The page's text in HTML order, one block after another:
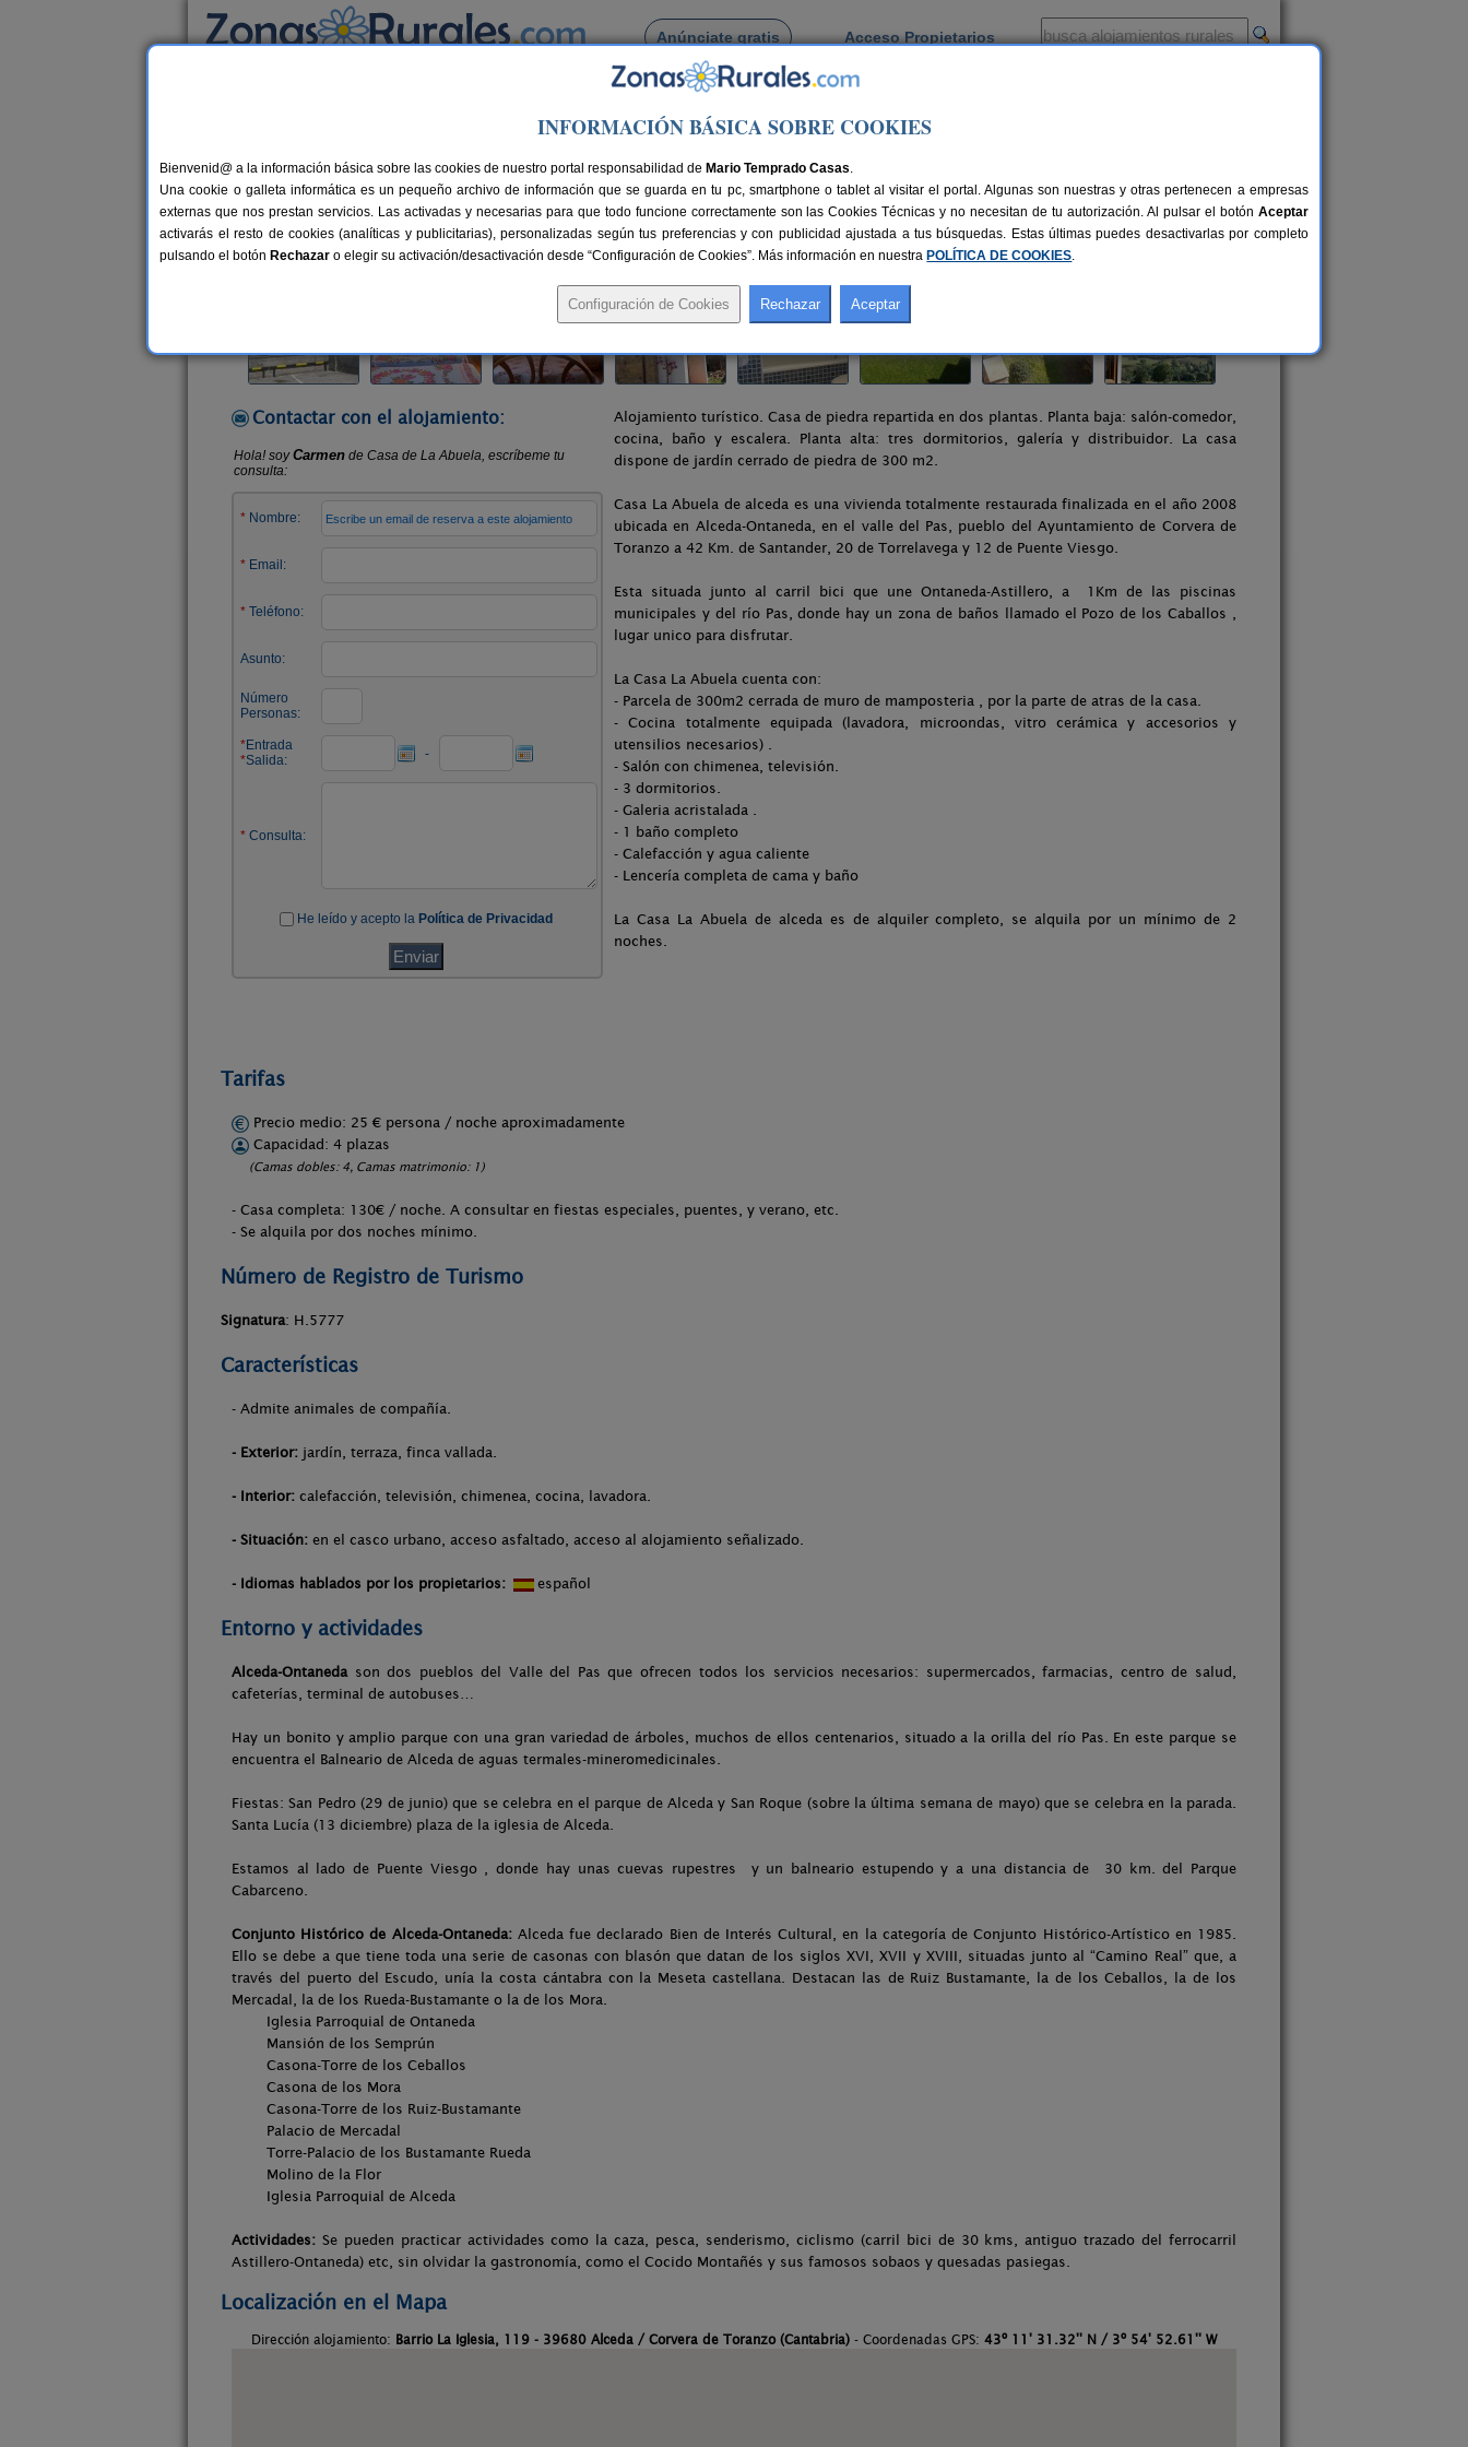
Anúnciate gratis Acceso Propietarios
Busca por pueblo
> Casa de La Abuela
Casa de La Abuela
Casa Rural en Alceda / Corvera de Toranzo (Cantabria)
Alquiler completo 4 plazas 50 km de Santander Compartir:
Contactar con el alojamiento:
Alojamiento turístico. Casa de piedra repartida en dos plantas. Planta baja: salón-comedor,
cocina, baño y escalera. Planta alta: tres dormitorios, galería y distribuidor. La casa
dispone de jardín cerrado de piedra de 300 m2.
Casa La Abuela de alceda es una vivienda totalmente restaurada finalizada en el año 2008
ubicada en Alceda-Ontaneda, en el valle del Pas, pueblo del Ayuntamiento de Corvera de
Toranzo a 42 Km. de Santander, 20 de Torrelavega y 12 de Puente Viesgo.
Esta situada junto al carril bici que une Ontaneda-Astillero, a 1Km de las piscinas
municipales y del río Pas, donde hay un zona de baños llamado el Pozo de los Caballos ,
lugar unico para disfrutar.
La Casa La Abuela cuenta con:
- Parcela de 300m2 cerrada de muro de mamposteria , por la parte de atras de la casa.
- Cocina totalmente equipada (lavadora, microondas, vitro cerámica y accesorios y
utensilios necesarios) .
- Salón con chimenea, televisión.
- 3 dormitorios.
- Galeria acristalada .
- 1 baño completo
- Calefacción y agua caliente
- Lencería completa de cama y baño
La Casa La Abuela de alceda es de alquiler completo, se alquila por un mínimo de 2
noches.
Tarifas
Precio medio: 25 € persona / noche aproximadamente
Capacidad: 4 plazas
(Camas dobles: 4, Camas matrimonio: 1)
- Casa completa: 130€ / noche. A consultar en fiestas especiales, puentes, y verano, etc.
- Se alquila por dos noches mínimo.
Número de Registro de Turismo
Signatura: H.5777
Características
- Admite animales de compañía.
- Exterior: jardín, terraza, finca vallada.
- Interior: calefacción, televisión, chimenea, cocina, lavadora.
- Situación: en el casco urbano, acceso asfaltado, acceso al alojamiento señalizado.
- Idiomas hablados por los propietarios: español
Entorno y actividades
Alceda-Ontanedason dos pueblos del Valle del Pas que ofrecen todos los servicios necesarios: supermercados, farmacias, centro de salud,
cafeterías, terminal de autobuses…
Hay un bonito y amplio parque con una gran variedad de árboles, muchos de ellos centenarios, situado a la orilla del río Pas. En este parque se
encuentra el Balneario de Alceda de aguas termales-mineromedicinales.
Fiestas: San Pedro (29 de junio) que se celebra en el parque de Alceda y San Roque (sobre la última semana de mayo) que se celebra en la parada.
Santa Lucía (13 diciembre) plaza de la iglesia de Alceda.
Estamos al lado de Puente Viesgo , donde hay unas cuevas rupestres y un balneario estupendo y a una distancia de 30 km. del Parque
Cabarceno.
Conjunto Histórico de Alceda-Ontaneda: Alceda fue declarado Bien de Interés Cultural, en la categoría de Conjunto Histórico-Artístico en 1985.
Ello se debe a que tiene toda una serie de casonas con blasón que datan de los siglos XVI, XVII y XVIII, situadas junto al “Camino Real” que, a
través del puerto del Escudo, unía la costa cántabra con la Meseta castellana. Destacan las de Ruiz Bustamante, la de los Ceballos, la de los
Mercadal, la de los Rueda-Bustamante o la de los Mora.
Iglesia Parroquial de Ontaneda
Mansión de los Semprún
Casona-Torre de los Ceballos
Casona de los Mora
Casona-Torre de los Ruiz-Bustamante
Palacio de Mercadal
Torre-Palacio de los Bustamante Rueda
Molino de la Flor
Iglesia Parroquial de Alceda
Actividades: Se pueden practicar actividades como la caza, pesca, senderismo, ciclismo (carril bici de 30 kms, antiguo trazado del ferrocarril
Astillero-Ontaneda) etc, sin olvidar la gastronomía, como el Cocido Montañés y sus famosos sobaos y quesadas pasiegas.
Localización en el Mapa
Dirección alojamiento: Barrio La Iglesia, 119 - 39680 Alceda / Corvera de Toranzo (Cantabria) - Coordenadas GPS: 43º 11' 31.32'' N / 3º 54' 52.61'' W
INFORMACIÓN BÁSICA SOBRE COOKIES
Bienvenid@ a la información básica sobre las cookies de nuestro portal responsabilidad de Mario Temprado Casas.
Una cookie o galleta informática es un pequeño archivo de información que se guarda en tu pc, smartphone o tablet al visitar el portal. Algunas son nuestras y otras pertenecen a empresas
externas que nos prestan servicios. Las activadas y necesarias para que todo funcione correctamente son las Cookies Técnicas y no necesitan de tu autorización. Al pulsar el botón Aceptar
activarás el resto de cookies (analíticas y publicitarias), personalizadas según tus preferencias y con publicidad ajustada a tus búsquedas. Estas últimas puedes desactivarlas por completo
pulsando el botón Rechazar o elegir su activación/desactivación desde “Configuración de Cookies”. Más información en nuestra POLÍTICA DE COOKIES.